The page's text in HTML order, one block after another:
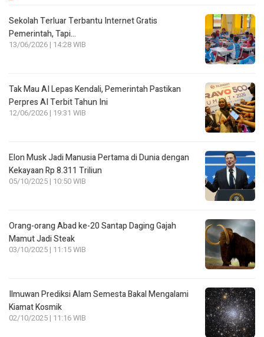
Sekolah Terluar Terbantu Internet Gratis
Pemerintah, Tapi…
13/06/2026 | 14:28 WIB
Tak Mau AI Lepas Kendali, Pemerintah Pastikan
Perpres AI Terbit Tahun Ini
12/06/2026 | 19:31 WIB
Elon Musk Jadi Manusia Pertama di Dunia dengan
Kekayaan Rp 8.311 Triliun
05/10/2025 | 10:50 WIB
Orang-orang Abad ke-20 Santap Daging Gajah
Mamut Jadi Steak
03/10/2025 | 11:15 WIB
Ilmuwan Prediksi Alam Semesta Bakal Mengalami
Kiamat Kosmik
02/10/2025 | 11:16 WIB